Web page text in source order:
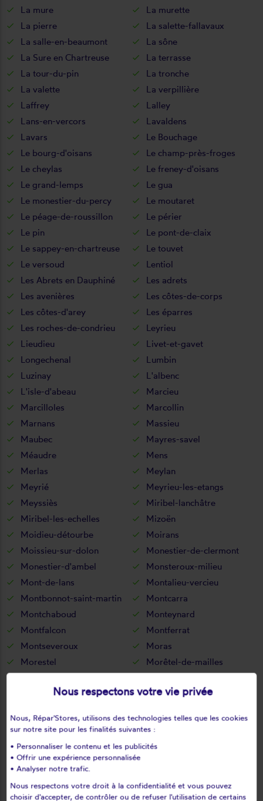
La mure
La murette
La pierre
La salette-fallavaux
La salle-en-beaumont
La sône
La Sure en Chartreuse
La terrasse
La tour-du-pin
La tronche
La valette
La verpillière
Laffrey
Lalley
Lans-en-vercors
Lavaldens
Lavars
Le Bouchage
Le bourg-d'oisans
Le champ-près-froges
Le cheylas
Le freney-d'oisans
Le grand-lemps
Le gua
Le monestier-du-percy
Le moutaret
Le péage-de-roussillon
Le périer
Le pin
Le pont-de-claix
Le sappey-en-chartreuse
Le touvet
Le versoud
Lentiol
Les Abrets en Dauphiné
Les adrets
Les avenières
Les côtes-de-corps
Les côtes-d'arey
Les éparres
Les roches-de-condrieu
Leyrieu
Lieudieu
Livet-et-gavet
Longechenal
Lumbin
Luzinay
L'albenc
L'isle-d'abeau
Marcieu
Marcilloles
Marcollin
Marnans
Massieu
Maubec
Mayres-savel
Méaudre
Mens
Merlas
Meylan
Meyrié
Meyrieu-les-etangs
Meyssiès
Miribel-lanchâtre
Miribel-les-echelles
Mizoën
Moidieu-détourbe
Moirans
Moissieu-sur-dolon
Monestier-de-clermont
Monestier-d'ambel
Monsteroux-milieu
Mont-de-lans
Montalieu-vercieu
Montbonnot-saint-martin
Montcarra
Montchaboud
Monteynard
Montfalcon
Montferrat
Montseveroux
Moras
Morestel
Morêtel-de-mailles
Murianette
Murinais
Nivolas-vermelle
Notre-dame-de-commiers
Notre-dame-de-l'osier
Notre-dame-de-mésage
Notre-dame-de-vaux
Optevoz
Ornacieux
Ornon
Nous respectons votre vie privée
Nous, Répar'Stores, utilisons des technologies telles que les cookies
sur notre site pour les finalités suivantes :
• Personnaliser le contenu et les publicités
• Offrir une expérience personnalisée
• Analyser notre trafic.
Nous respectons votre droit à la confidentialité et vous pouvez
choisir d'accepter, de contrôler ou de refuser l'utilisation de certains